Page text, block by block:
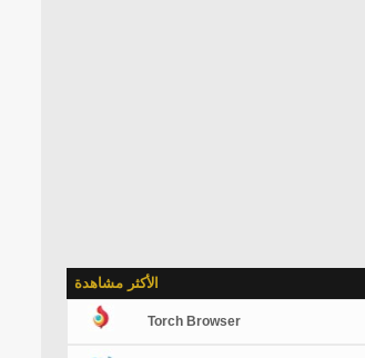
الأكثر مشاهدة
Torch Browser